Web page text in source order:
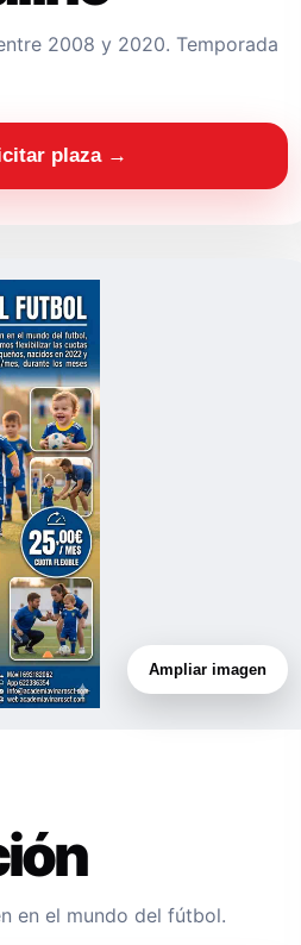
2008 y 2020. Temporada
plaza →
Ampliar imagen
en el mundo del fútbol.